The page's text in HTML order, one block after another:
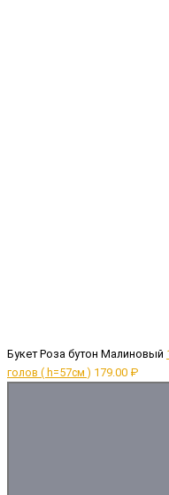
Букет Роза бутон Малиновый
голов ( h=57см ) 179.00 ₽